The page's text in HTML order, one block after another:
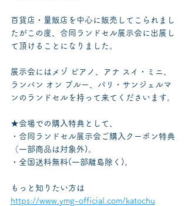
百貨店・量販店を中心に販売してこられまし
たがこの度、合同ランドセル展示会に出展し
て頂けることになりました
展示会にはメゾ ピアノ、アナ スイ・ミニ、
ランバン オン ブルー、パリ・サンジェルマ
ンのランドセルを持って来てくださいます
★会場での購入特典として、
・合同ランドセル展示会ご購入クーポン特典
（一部商品は対象外)
・全国送料無料(一部離島除く)
もっと知りたい方は
https://www.ymg-official.com/katochu